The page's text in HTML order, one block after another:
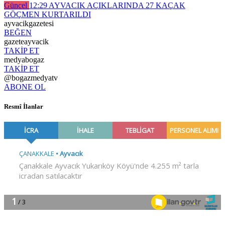
Güncel 12:29 AYVACIK AÇIKLARINDA 27 KAÇAK
GÖÇMEN KURTARILDI
ayvacikgazetesi
BEĞEN
gazeteayvacik
TAKİP ET
medyabogaz
TAKİP ET
@bogazmedyatv
ABONE OL
Resmî İlanlar